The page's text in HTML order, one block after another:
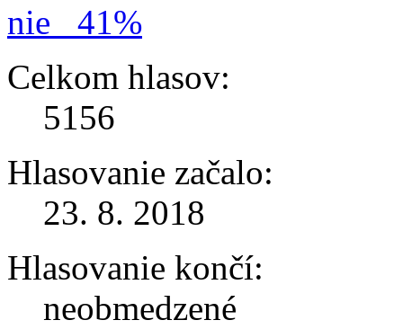
nie
41%
Celkom hlasov:
5156
Hlasovanie začalo:
23. 8. 2018
Hlasovanie končí:
neobmedzené